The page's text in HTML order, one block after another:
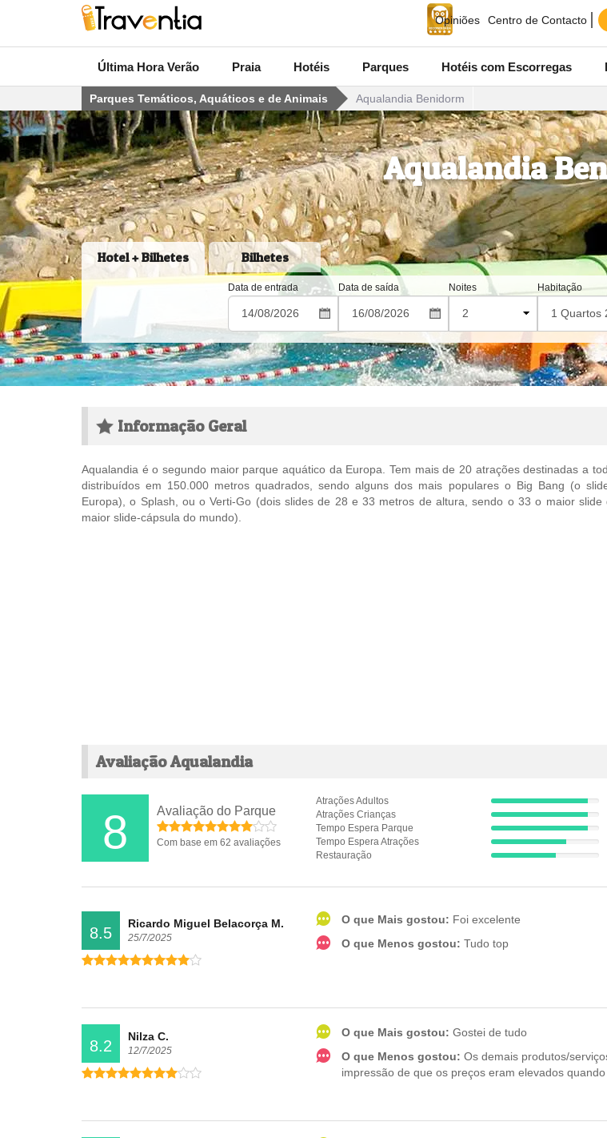
Opiniões Centro de Contacto
Última Hora Verão Praia Hotéis Parques Hotéis com Escorregas
Parques Temáticos, Aquáticos e de Animais Aqualandia Benidorm
Aqualandia
Hotel + Bilhetes Bilhetes
Data de entrada Data de saída Noites Habitação
Informação Geral
Aqualandia é o segundo maior parque aquático da Europa. Tem mais de 20 atrações destinadas a
distribuídos em 150.000 metros quadrados, sendo alguns dos mais populares o Big Bang (o
Europa), o Splash, ou o Verti-Go (dois slides de 28 e 33 metros de altura, sendo o 33 o maior slide
maior slide-cápsula do mundo).
Avaliação Aqualandia
8 Avaliação do Parque
Com base em 62 avaliações
Atrações Adultos
9%
Complete
(success)
Atrações Crianças
9%
Complete
(success)
Tempo Espera Parque
9%
Complete
(success)
Tempo Espera Atrações
7%
Complete
Restauração
6%
(success)
8.5
Ricardo Miguel Belacorça M.
25/7/2025
O que Mais gostou: Foi excelente
O que Menos gostou: Tudo top
8.2
Nilza C.
12/7/2025
O que Mais gostou: Gostei de tudo
O que Menos gostou: Os demais produtos/
impressão de que os preços eram elevados